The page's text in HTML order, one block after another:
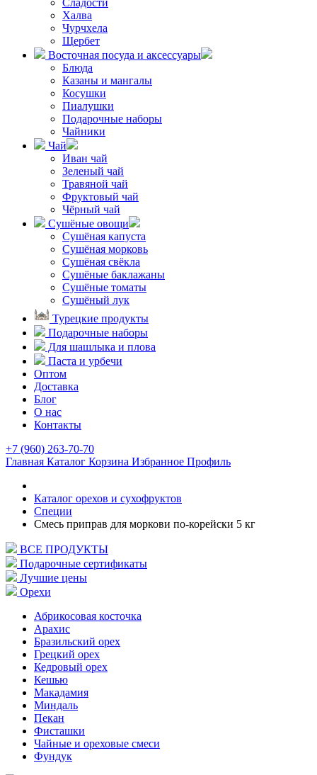
Сладости
Халва
Чурчхела
Щербет
Восточная посуда и аксессуары
Блюда
Казаны и мангалы
Косушки
Пиалушки
Подарочные наборы
Чайники
Чай
Иван чай
Зеленый чай
Травяной чай
Фруктовый чай
Чёрный чай
Сушёные овощи
Сушёная капуста
Сушёная морковь
Сушёная свёкла
Сушёные баклажаны
Сушёные томаты
Сушёный лук
Турецкие продукты
Подарочные наборы
Для шашлыка и плова
Паста и урбечи
Оптом
Доставка
Блог
О нас
Контакты
+7 (960) 263-70-70
Главная Каталог Корзина Избранное Профиль
Каталог орехов и сухофруктов
Специи
Смесь приправ для моркови по-корейски 5 кг
ВСЕ ПРОДУКТЫ
Подарочные сертификаты
Лучшие цены
Орехи
Абрикосовая косточка
Арахис
Бразильский орех
Грецкий орех
Кедровый орех
Кешью
Макадамия
Миндаль
Пекан
Фисташки
Чайные и ореховые смеси
Фундук